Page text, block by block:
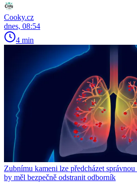
Cooky.cz
dnes, 08:54
4 min
Zubnímu kameni lze předcházet
by měl bezpečně odstranit odborník